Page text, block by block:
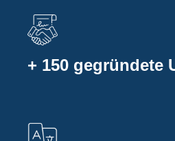
+ 150 gegründete